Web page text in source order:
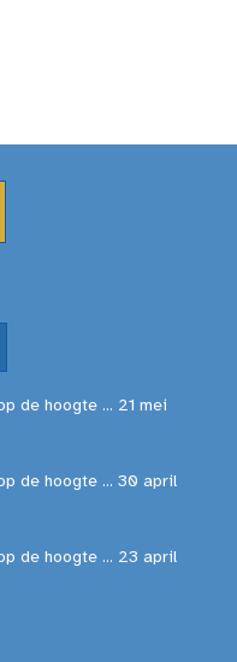
de hoogte ... 21 mei
de hoogte ... 30 april
de hoogte ... 23 april